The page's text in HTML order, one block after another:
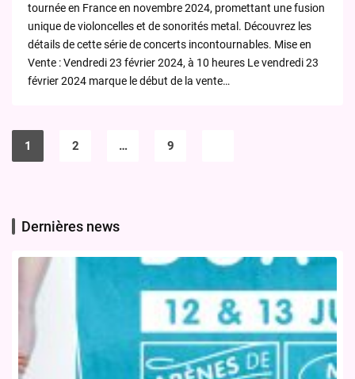
tournée en France en novembre 2024, promettant une fusion
unique de violoncelles et de sonorités metal. Découvrez les
détails de cette série de concerts incontournables. Mise en
Vente : Vendredi 23 février 2024, à 10 heures Le vendredi 23
février 2024 marque le début de la vente…
des
1 2 … 9
Dernières news